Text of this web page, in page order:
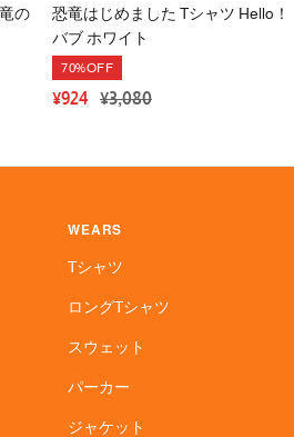
の
恐竜はじめました Tシャツ Hello！
バブ ホワイト
70%OFF
セ
ー
ル
価
格
¥924 通
常
価
格
¥3,080
WEARS
Tシャツ
ロングTシャツ
スウェット
パーカー
ジャケット